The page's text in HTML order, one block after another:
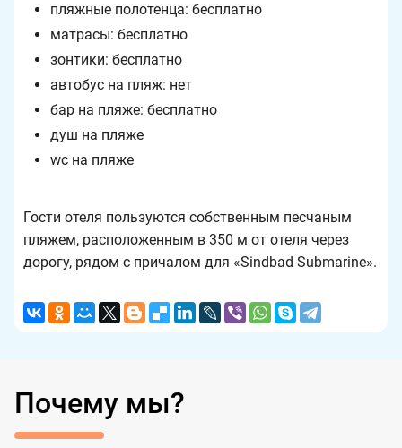
пляжные полотенца: бесплатно
матрасы: бесплатно
зонтики: бесплатно
автобус на пляж: нет
бар на пляже: бесплатно
душ на пляже
wc на пляже
Гости отеля пользуются собственным песчаным
пляжем, расположенным в 350 м от отеля через
дорогу, рядом с причалом для «Sindbad Submarine».
Почему мы?